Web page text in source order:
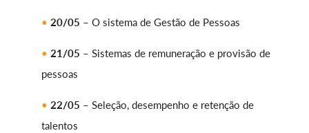
20/05 – O sistema de Gestão de Pessoas
21/05 – Sistemas de remuneração e provisão de
pessoas
22/05 – Seleção, desempenho e retenção de
talentos